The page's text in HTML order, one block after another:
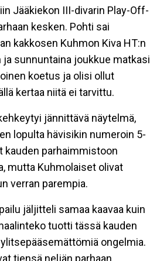
Jääkiekon III-divarin Play-Off-
kesken. Pohti sai
kakkosen Kuhmon Kiva HT:n
ja sunnuntaina joukkue matkasi
koetus ja olisi ollut
kertaa niitä ei tarvittu.
jännittävä näytelmä,
lopulta hävisikin numeroin 5-
kauden parhaimmistoon
mutta Kuhmolaiset olivat
verran parempia.
jäljitteli samaa kaavaa kuin
tuotti tässä kauden
ongelmia.
tiensä neljän parhaan